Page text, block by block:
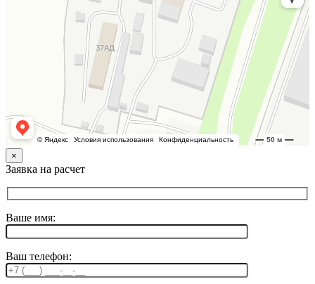
×
Заявка на расчет
Ваше имя:
Ваш телефон: